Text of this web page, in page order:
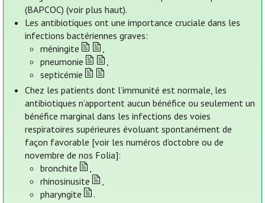
(BAPCOC) (voir plus haut).
Les antibiotiques ont une importance cruciale dans les
infections bactériennes graves:
méningite
,
pneumonie
,
septicémie
Chez les patients dont l’immunité est normale, les
antibiotiques n’apportent aucun bénéfice ou seulement un
bénéfice marginal dans les infections des voies
respiratoires supérieures évoluant spontanément de
façon favorable [voir les numéros d’octobre ou de
novembre de nos Folia]:
bronchite
,
rhinosinusite
,
pharyngite
.